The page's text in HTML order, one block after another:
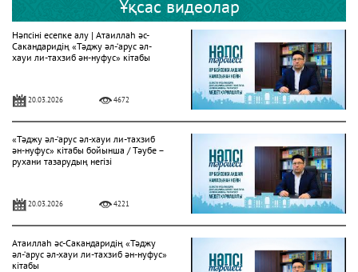
Ұқсас видеолар
Нәпсіні есепке алу | Атаиллаһ әс-
Сакандаридің «Тәджу әл-‘арус әл-
хауи ли-тахзиб ән-нуфус» кітабы
20.03.2026 4672
«Тәджу әл-‘арус әл-хауи ли-тахзиб
ән-нуфус» кітабы бойынша / Тәубе –
рухани тазарудың негізі
20.03.2026 4221
Атаиллаһ әс-Сакандаридің «Тәджу
әл-‘арус әл-хауи ли-тахзиб ән-нуфус»
кітабы